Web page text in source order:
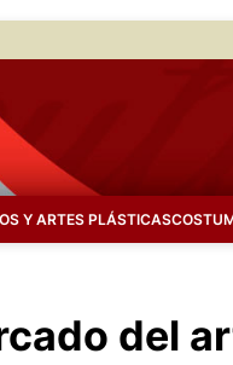
Y ARTES PLÁSTICAS
del